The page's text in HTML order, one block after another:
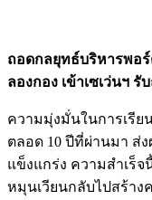
ถอดกลยุทธ์บริหารพอร์
ลองกอง เข้าเซเว่นฯ รั
ความมุ่งมั่นในการเรีย
ตลอด 10 ปีที่ผ่านมา ส่
แข็งแกร่ง ความสำเร็จ
หมุนเวียนกลับไปสร้าง